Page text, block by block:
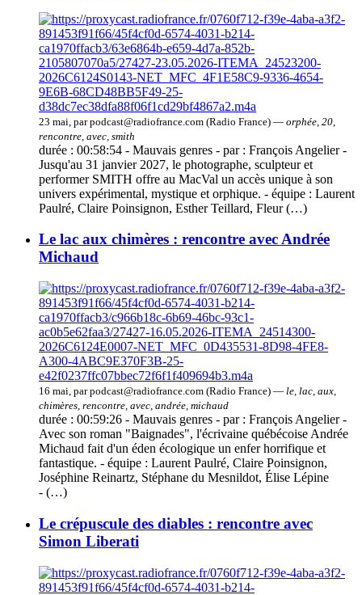
23 mai, par podcast@radiofrance.com (Radio France) — orphée, 20,
rencontre, avec, smith
durée : 00:58:54 - Mauvais genres - par : François Angelier -
Jusqu'au 31 janvier 2027, le photographe, sculpteur et
performer SMITH offre au MacVal un accès unique à son
univers expérimental, mystique et orphique. - équipe : Laurent
Paulré, Claire Poinsignon, Esther Teillard, Fleur (…)
Le lac aux chimères : rencontre avec Andrée
Michaud
16 mai, par podcast@radiofrance.com (Radio France) — le, lac, aux,
chimères, rencontre, avec, andrée, michaud
durée : 00:59:26 - Mauvais genres - par : François Angelier -
Avec son roman "Baignades", l'écrivaine québécoise Andrée
Michaud fait d'un éden écologique un enfer horrifique et
fantastique. - équipe : Laurent Paulré, Claire Poinsignon,
Joséphine Reinartz, Stéphane du Mesnildot, Élise Lépine
- (…)
Le crépuscule des diables : rencontre avec
Simon Liberati